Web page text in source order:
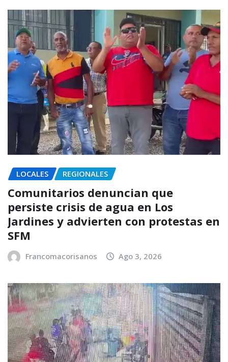
LOCALES REGIONALES
Comunitarios denuncian que
persiste crisis de agua en Los
Jardines y advierten con protestas en
SFM
Francomacorisanos Ago 3, 2026